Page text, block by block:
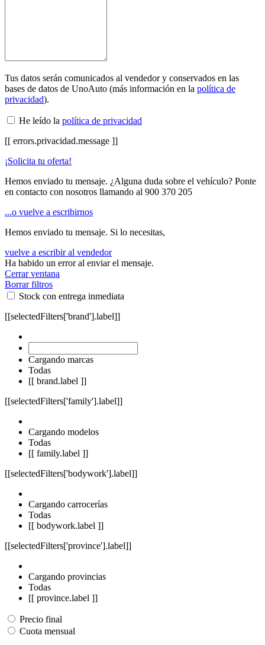
Tus datos serán comunicados al vendedor y conservados en las
bases de datos de UnoAuto (más información en la política de
privacidad).
He leído la política de privacidad
[[ errors.privacidad.message ]]
¡Solicita tu oferta!
Hemos enviado tu mensaje. ¿Alguna duda sobre el vehículo? Ponte
en contacto con nosotros llamando al 900 370 205
...o vuelve a escribirnos
Hemos enviado tu mensaje. Si lo necesitas,
vuelve a escribir al vendedor
Ha habido un error al enviar el mensaje.
Cerrar ventana
Borrar filtros
Stock con entrega inmediata
[[selectedFilters['brand'].label]]
Cargando marcas
Todas
[[ brand.label ]]
[[selectedFilters['family'].label]]
Cargando modelos
Todas
[[ family.label ]]
[[selectedFilters['bodywork'].label]]
Cargando carrocerías
Todas
[[ bodywork.label ]]
[[selectedFilters['province'].label]]
Cargando provincias
Todas
[[ province.label ]]
Precio final
Cuota mensual